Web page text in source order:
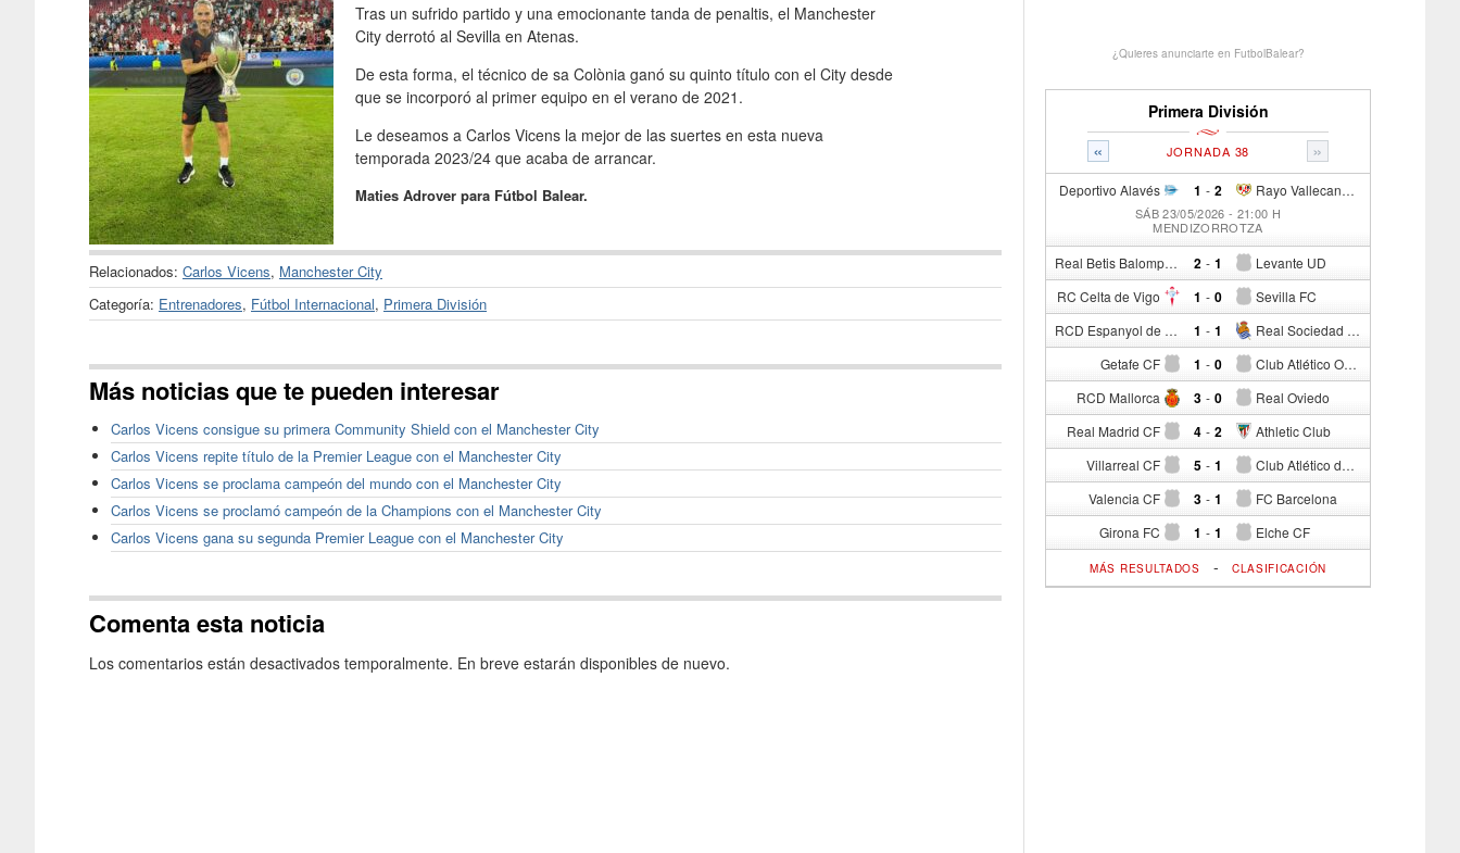
Tras un sufrido partido y una emocionante tanda de penaltis, el Manchester
City derrotó al Sevilla en Atenas.
De esta forma, el técnico de sa Colònia ganó su quinto título con el City desde
que se incorporó al primer equipo en el verano de 2021.
Le deseamos a Carlos Vicens la mejor de las suertes en esta nueva
temporada 2023/24 que acaba de arrancar.
Maties Adrover para Fútbol Balear.
Relacionados: Carlos Vicens, Manchester City
Categoría: Entrenadores, Fútbol Internacional, Primera División
Más noticias que te pueden interesar
Carlos Vicens consigue su primera Community Shield con el Manchester City
Carlos Vicens repite título de la Premier League con el Manchester City
Carlos Vicens se proclama campeón del mundo con el Manchester City
Carlos Vicens se proclamó campeón de la Champions con el Manchester City
Carlos Vicens gana su segunda Premier League con el Manchester City
Comenta esta noticia
Los comentarios están desactivados temporalmente. En breve estarán disponibles de nuevo.
¿Quieres anunciarte en FutbolBalear?
Primera División
« »
JORNADA 38
Deportivo Alavés 1 - Rayo Vallecano de Madrid
2
SÁB 23/05/2026 - 21:00 H
MENDIZORROTZA
Real Betis Balompié 2 - Levante UD
1
RC Celta de Vigo 1 - Sevilla FC
0
RCD Espanyol de Barcelona 1 - Real Sociedad de Fútbol
1
Getafe CF 1 - Club Atlético Osasuna
0
RCD Mallorca 3 - Real Oviedo
0
Real Madrid CF 4 - Athletic Club
2
Villarreal CF 5 - Club Atlético de Madrid
1
Valencia CF 3 - FC Barcelona
1
Girona FC 1 - Elche CF
1
MÁS RESULTADOS - CLASIFICACIÓN